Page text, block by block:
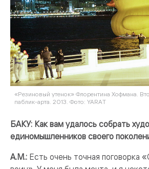
«Резиновый утенок» Флорентина Хофмана.
паблик-арта. 2013. Фото: YARAT
БАКУ: Как вам удалось собрать
единомышленников своего
А.М.: Есть очень точная поговорка